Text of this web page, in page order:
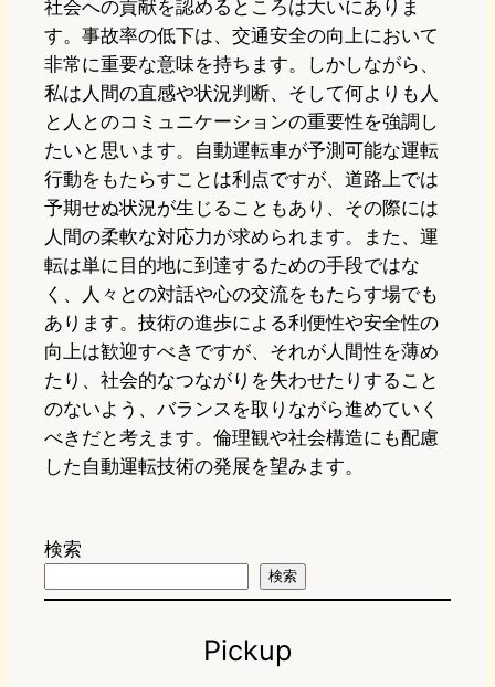
社会への貢献を認めるところは大いにありま
す。事故率の低下は、交通安全の向上において
非常に重要な意味を持ちます。しかしながら、
私は人間の直感や状況判断、そして何よりも人
と人とのコミュニケーションの重要性を強調し
たいと思います。自動運転車が予測可能な運転
行動をもたらすことは利点ですが、道路上では
予期せぬ状況が生じることもあり、その際には
人間の柔軟な対応力が求められます。また、運
転は単に目的地に到達するための手段ではな
く、人々との対話や心の交流をもたらす場でも
あります。技術の進歩による利便性や安全性の
向上は歓迎すべきですが、それが人間性を薄め
たり、社会的なつながりを失わせたりすること
のないよう、バランスを取りながら進めていく
べきだと考えます。倫理観や社会構造にも配慮
した自動運転技術の発展を望みます。
検索
検索
Pickup